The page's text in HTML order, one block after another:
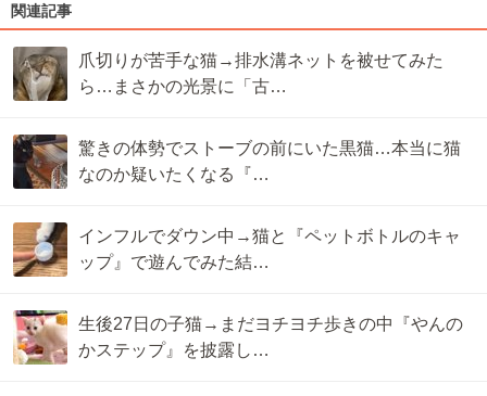
関連記事
爪切りが苦手な猫→排水溝ネットを被せてみた
ら…まさかの光景に「古…
驚きの体勢でストーブの前にいた黒猫…本当に猫
なのか疑いたくなる『…
インフルでダウン中→猫と『ペットボトルのキャ
ップ』で遊んでみた結…
生後27日の子猫→まだヨチヨチ歩きの中『やんの
かステップ』を披露し…